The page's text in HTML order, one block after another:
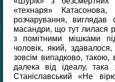
«технаря»
розчарування,
масандри, що тут лилася
з помітними мішками
чоловік, який,
зовсім випадково,
далека від ідеалу,
Станіславський «Не